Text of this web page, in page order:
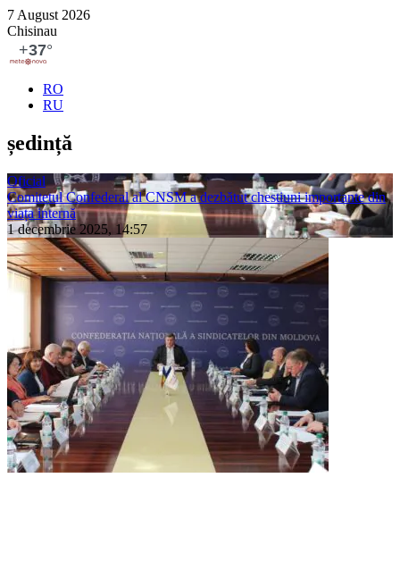
7 August 2026
Chisinau
RO
RU
ședință
Oficial
Comitetul Confederal al CNSM a dezbătut chestiuni importante din
viața internă
1 decembrie 2025, 14:57